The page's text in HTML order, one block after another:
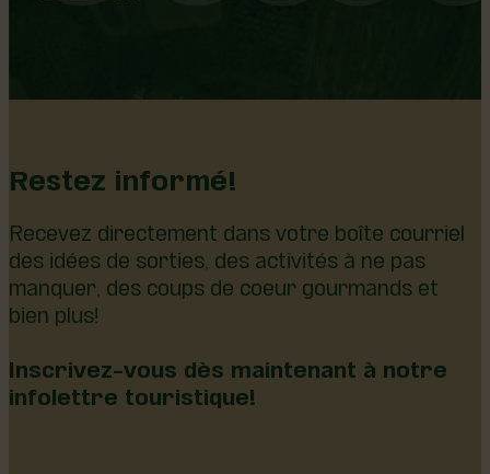
Restez informé!
Recevez directement dans votre boîte courriel
des idées de sorties, des activités à ne pas
manquer, des coups de coeur gourmands et
bien plus!
Inscrivez-vous dès maintenant à notre
infolettre touristique!